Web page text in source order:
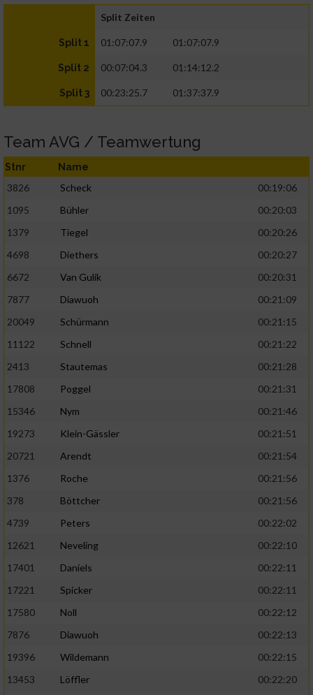
Split Zeiten
Split 1 01:07:07.9 01:07:07.9
Split 2 00:07:04.3 01:14:12.2
Split 3 00:23:25.7 01:37:37.9
Team AVG / Teamwertung
Stnr Name
3826 Scheck
00:19:06
1095
Bühler
00:20:03
1379
Tiegel
00:20:26
4698
Diethers
00:20:27
6672
Van Gulik
00:20:31
7877
Diawuoh
00:21:09
20049
Schürmann
00:21:15
11122
Schnell
00:21:22
2413
Stautemas
00:21:28
17808
Poggel
00:21:31
15346
Nym
00:21:46
19273
Klein-Gässler
00:21:51
20721
Arendt
00:21:54
1376
Roche
00:21:56
378
Böttcher
00:21:56
4739
Peters
00:22:02
12621
Neveling
00:22:10
17401
Daniels
00:22:11
17221
Spicker
00:22:11
17580
Noll
00:22:12
7876
Diawuoh
00:22:13
19396
Wildemann
00:22:15
13453
Löffler
00:22:20